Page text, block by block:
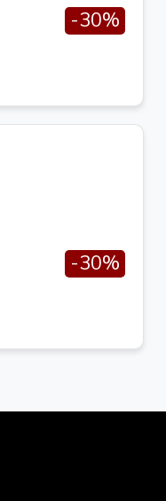
-30%
-30%